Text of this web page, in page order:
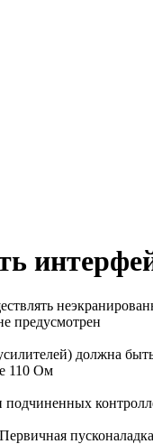
предусмотрен
должна
110 Ом
подчиненных